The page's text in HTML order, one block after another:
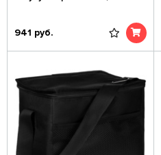
941 руб.